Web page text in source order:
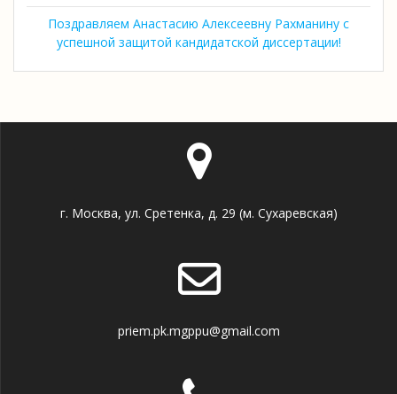
Поздравляем Анастасию Алексеевну Рахманину с
успешной защитой кандидатской диссертации!
г. Москва, ул. Сретенка, д. 29 (м. Сухаревская)
priem.pk.mgppu@gmail.com